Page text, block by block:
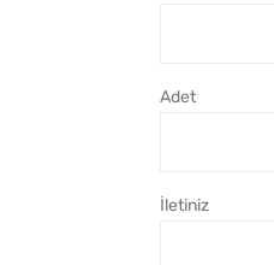
Adet
İletiniz